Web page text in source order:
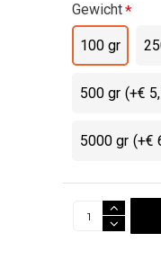
Gewicht
100 gr
500 gr (+€
5000 gr (+€